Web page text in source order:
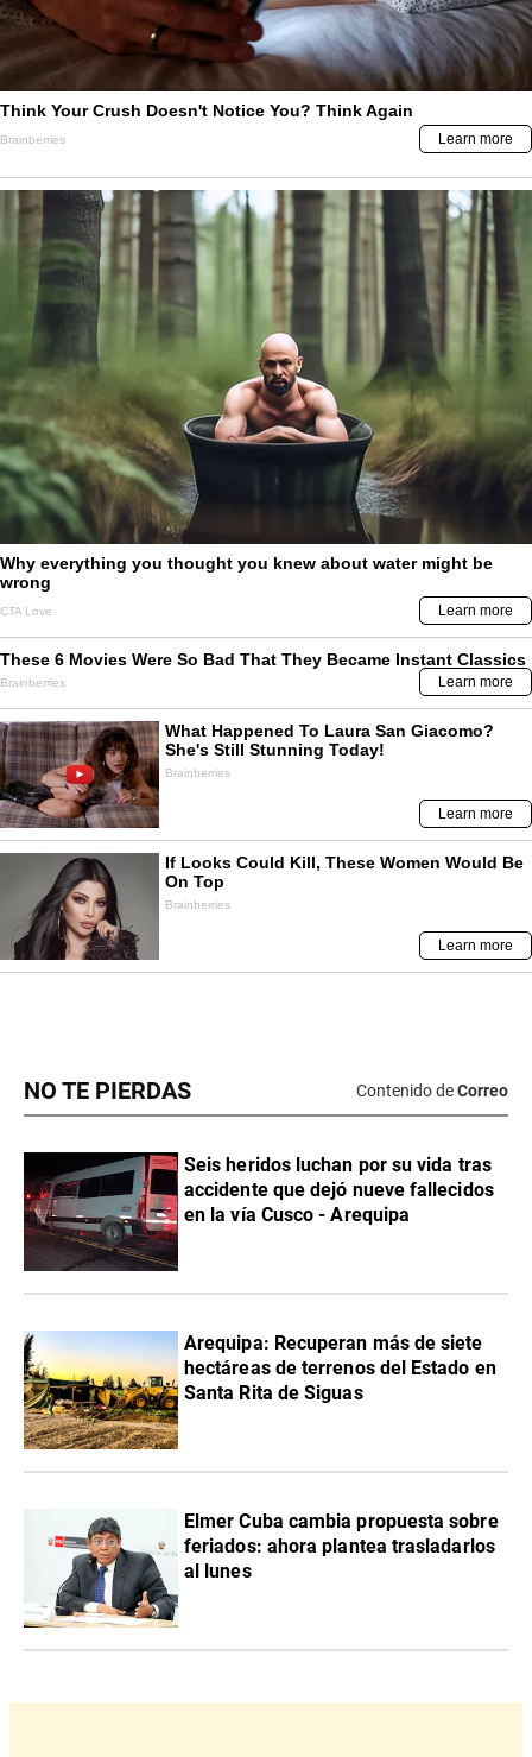
NO TE PIERDAS Contenido deCorreo
Seis heridos luchan por su vida tras
accidente que dejó nueve fallecidos
en la vía Cusco - Arequipa
Arequipa: Recuperan más de siete
hectáreas de terrenos del Estado en
Santa Rita de Siguas
Elmer Cuba cambia propuesta sobre
feriados: ahora plantea trasladarlos
al lunes